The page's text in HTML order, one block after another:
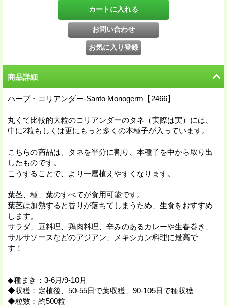
商品詳細
ハーブ・コリアンダー-Santo Monogerm【2466】
丸くて比較的大粒のコリアンダーのタネ（実際は実）には、
中に2粒もしくは更にもっと多くの本種子が入っています。
こちらの商品は、タネを半分に割り、本種子を中から取り出
したものです。
こうすることで、より一層植えやすくなります。
葉茎、種、葉のすべてが食用可能です。
葉茎は加熱すると香りが落ちてしまうため、生食をおすすめ
します。
サラダ、豆料理、鶏肉料理、辛みのあるカレーや生春巻き、
サルサソースなどのアジアン、メキシカン料理に最高で
す！
◆種まき：3-6月/9-10月
◆収穫：定植後、50-55日で葉収穫、90-105日で種収穫
◆粒数：約500粒